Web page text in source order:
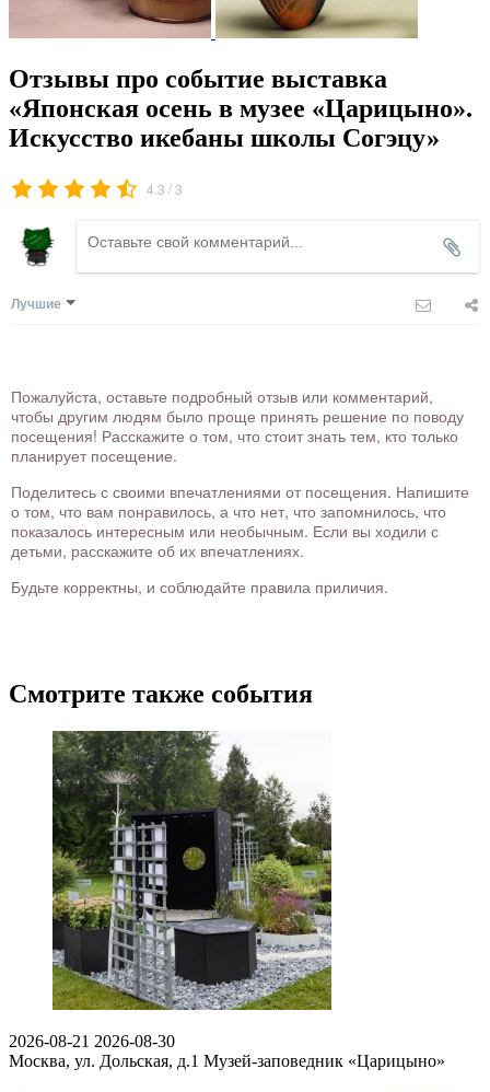
Отзывы про событие выставка
«Японская осень в музее «Царицыно».
Искусство икебаны школы Согэцу»
4.3 /3
Лучшие
Пожалуйста, оставьте подробный отзыв или комментарий,
чтобы другим людям было проще принять решение по поводу
посещения! Расскажите о том, что стоит знать тем, кто только
планирует посещение.
Поделитесь с своими впечатлениями от посещения. Напишите
о том, что вам понравилось, а что нет, что запомнилось, что
показалось интересным или необычным. Если вы ходили с
детьми, расскажите об их впечатлениях.
Будьте корректны, и соблюдайте правила приличия.
Смотрите также события
2026-08-21 2026-08-30
Москва, ул. Дольская, д.1 Музей-заповедник «Царицыно»